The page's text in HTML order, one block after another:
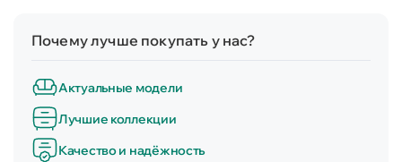
Почему лучше покупать у нас?
Актуальные модели
Лучшие коллекции
Качество и надёжность